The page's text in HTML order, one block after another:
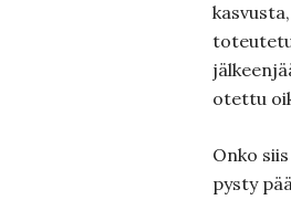
otettu
Onko
pysty